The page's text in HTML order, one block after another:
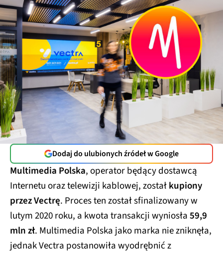
Dodaj do ulubionych źródeł w Google
Multimedia Polska, operator będący dostawcą
Internetu oraz telewizji kablowej, zostałkupiony
przez Vectrę. Proces ten został sfinalizowany w
lutym 2020 roku, a kwota transakcji wyniosła59,9
mln zł. Multimedia Polska jako marka nie zniknęła,
jednak Vectra postanowiła wyodrębnić z